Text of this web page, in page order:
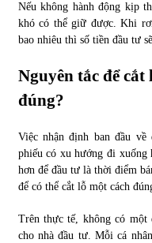
Phân tích
vốn hóa
09/
Top 10 xe
13/10/
Nếu không hành động kịp
khó có thể giữ được. Khi
bao nhiêu thì số tiền đầu tư
Nguyên tắc để cắt
đúng?
Việc nhận định ban đầu về
phiếu có xu hướng đi
hơn để đầu tư là thời điểm
để có thể cắt lỗ một cách
Trên thực tế, không có
cho nhà đầu tư. Mỗi cá